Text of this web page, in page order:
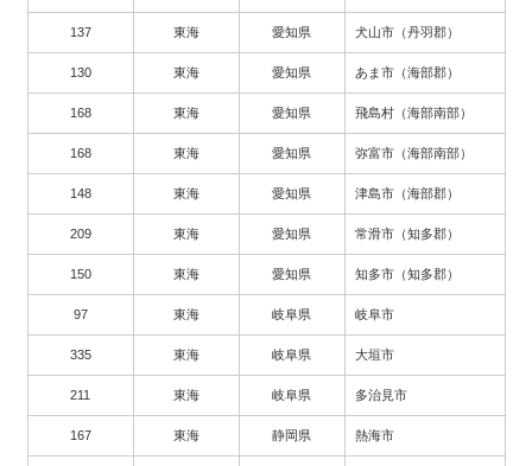
137 東海 愛知県 犬山市（丹羽郡）
130 東海 愛知県 あま市（海部郡）
168 東海 愛知県 飛島村（海部南部）
168 東海 愛知県 弥富市（海部南部）
148 東海 愛知県 津島市（海部郡）
209 東海 愛知県 常滑市（知多郡）
150 東海 愛知県 知多市（知多郡）
97 東海 岐阜県 岐阜市
335 東海 岐阜県 大垣市
211 東海 岐阜県 多治見市
167 東海 静岡県 熱海市